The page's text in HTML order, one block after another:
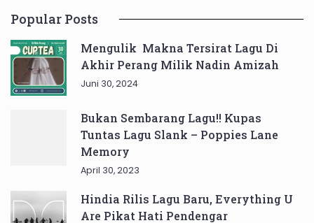
Popular Posts
Mengulik Makna Tersirat Lagu Di
Akhir Perang Milik Nadin Amizah
Juni 30, 2024
Bukan Sembarang Lagu!! Kupas
Tuntas Lagu Slank – Poppies Lane
Memory
April 30, 2023
Hindia Rilis Lagu Baru, Everything U
Are Pikat Hati Pendengar